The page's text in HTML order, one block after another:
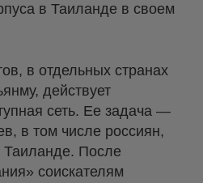
в Таиланде в своем
в отдельных странах
действует
сеть. Ее задача —
в том числе россиян,
После
соискателям